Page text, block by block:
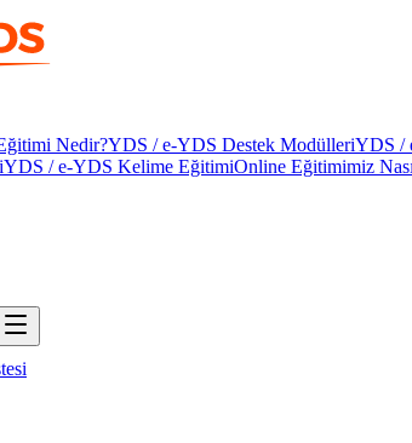
Nedir?YDS / e-YDS Destek ModülleriYDS /
YDS / e-YDS Kelime EğitimiOnline Eğitimimiz